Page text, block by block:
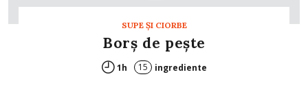
SUPE ŞI CIORBE
Borș de peşte
1h 15 ingrediente